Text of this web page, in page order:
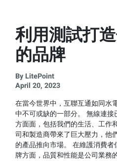
利用測試打
的品牌
By LitePoint
April 20, 2023
在當今世界中，互聯互通如同水
中不可或缺的一部分。 無線連
方面面，包括我們的生活、工作
司和製造商帶來了巨大壓力，他
的產品推向市場。 在維護消費
牌方面，品質和性能是公司業務